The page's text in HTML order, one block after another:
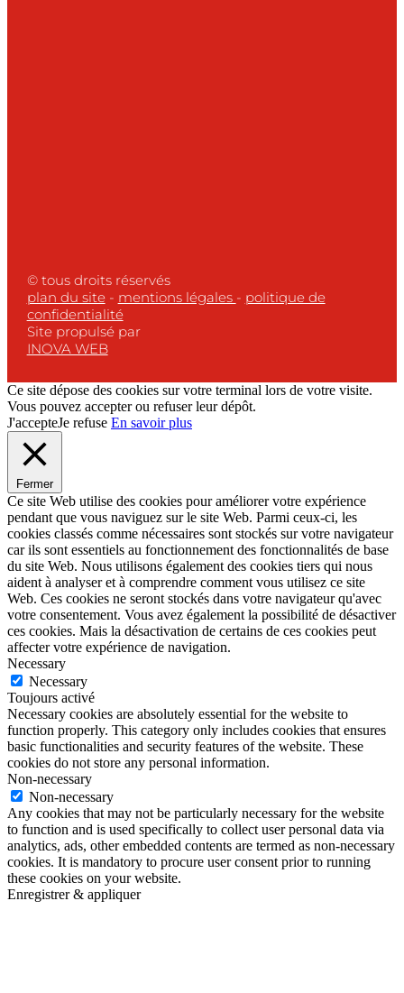
© tous droits réservés
plan du site- mentions légales - politique de
confidentialité
Site propulsé par
INOVA WEB
Ce site dépose des cookies sur votre terminal lors de votre visite.
Vous pouvez accepter ou refuser leur dépôt.
J'accepteJe refuse En savoir plus
Fermer
Ce site Web utilise des cookies pour améliorer votre expérience
pendant que vous naviguez sur le site Web. Parmi ceux-ci, les
cookies classés comme nécessaires sont stockés sur votre navigateur
car ils sont essentiels au fonctionnement des fonctionnalités de base
du site Web. Nous utilisons également des cookies tiers qui nous
aident à analyser et à comprendre comment vous utilisez ce site
Web. Ces cookies ne seront stockés dans votre navigateur qu'avec
votre consentement. Vous avez également la possibilité de désactiver
ces cookies. Mais la désactivation de certains de ces cookies peut
affecter votre expérience de navigation.
Necessary
Necessary
Toujours activé
Necessary cookies are absolutely essential for the website to
function properly. This category only includes cookies that ensures
basic functionalities and security features of the website. These
cookies do not store any personal information.
Non-necessary
Non-necessary
Any cookies that may not be particularly necessary for the website
to function and is used specifically to collect user personal data via
analytics, ads, other embedded contents are termed as non-necessary
cookies. It is mandatory to procure user consent prior to running
these cookies on your website.
Enregistrer & appliquer